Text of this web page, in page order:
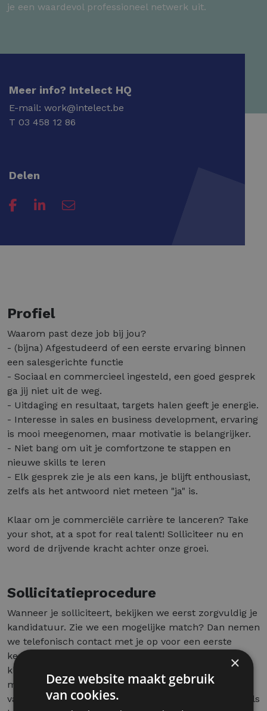
je een waardevol professioneel netwerk uit.
Meer info? Intelect HQ
E-mail: work@intelect.be
T 03 458 12 86
Delen
Profiel
Waarom past deze job bij jou?
- (bijna) Afgestudeerd of een eerste ervaring binnen
een salesgerichte functie
- Sociaal en commercieel ingesteld, een goed gesprek
ga jij niet uit de weg.
- Uitdaging en resultaat, targets halen geeft je energie.
- Interesse in sales en business development, ervaring
is mooi meegenomen, maar motivatie is belangrijker.
- Niet bang om uit je comfortzone te stappen en
nieuwe skills te leren
- Elk gesprek zie je als een kans, je blijft enthousiast,
zelfs als het antwoord niet meteen "ja" is.
Klaar om je commerciële carrière te lanceren? Take
your shot, at a spot for real talent! Solliciteer nu en
word de drijvende kracht achter onze groei.
Sollicitatieprocedure
Wanneer je solliciteert, bekijken we eerst zorgvuldig je
kandidatuur. Zie we een mogelijke match? Dan nemen
we telefonisch contact met je op voor een eerste
kennismaking. Is er langs beide kanten een positieve
klik? Dan nodigen we je uit voor een gesprek met de
manager van het team. Zo krijg je een duidelijk beeld
van de functie, het team en de manier van werken. Als
×
Deze website maakt gebruik
van cookies.